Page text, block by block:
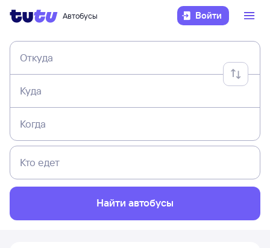
Автобусы Войти
Откуда
Куда
Когда
Кто едет
Найти автобусы